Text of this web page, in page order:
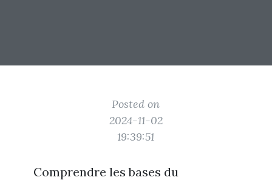
Posted on
2024-11-02
19:39:51
Comprendre les bases du